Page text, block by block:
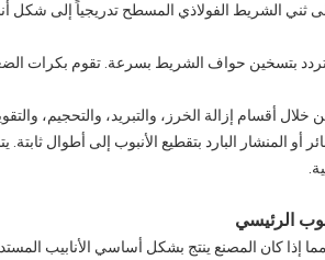
ثني الشريط الفولاذي المسطح تدريجياً إلى
بتسخين حواف الشريط بسرعة. تقوم بكرات
خلال أقسام إزالة الخرز، والتبريد، والتحجيم،
أو المنشار البارد بتقطيع الأنبوب إلى أطوال ثابتة.
مما إذا كان المصنع ينتج بشكل أساسي الأنابيب